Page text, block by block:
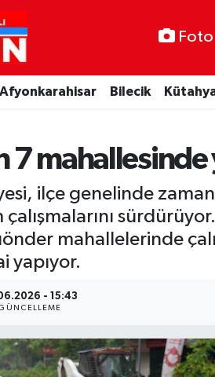
Afyonkarahisar Bilecik
7 mahallesinde
ilçe genelinde
çalışmalarını
mahallelerinde
yapıyor.
- 15:43